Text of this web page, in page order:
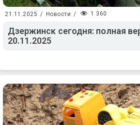
21.11.2025 / Новости / 1 360
Дзержинск сегодня: полная
20.11.2025